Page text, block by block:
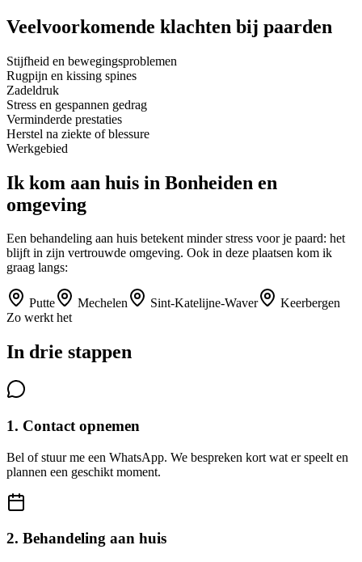
Veelvoorkomende klachten bij paarden
Stijfheid en bewegingsproblemen
Rugpijn en kissing spines
Zadeldruk
Stress en gespannen gedrag
Verminderde prestaties
Herstel na ziekte of blessure
Werkgebied
Ik kom aan huis in Bonheiden en
omgeving
Een behandeling aan huis betekent minder stress voor je paard: het
blijft in zijn vertrouwde omgeving. Ook in deze plaatsen kom ik
graag langs:
Putte Mechelen Sint-Katelijne-Waver
Keerbergen
Zo werkt het
In drie stappen
1. Contact opnemen
Bel of stuur me een WhatsApp. We bespreken kort wat er speelt en
plannen een geschikt moment.
2. Behandeling aan huis